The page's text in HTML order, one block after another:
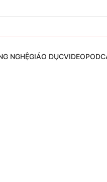
NGHỆGIÁO DỤCVIDEO